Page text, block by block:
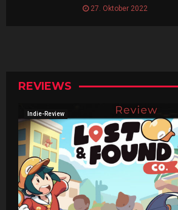
27. Oktober 2022
REVIEWS
Indie-Review